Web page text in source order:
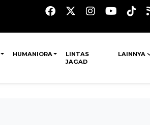
HUMANIORA
LINTAS
JAGAD
LAINNYA